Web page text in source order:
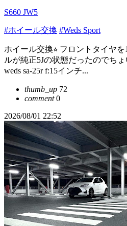
S660 JW5
#ホイール交換 #Weds Sport
ホイール交換⭐︎ フロントタイヤ
ルが純正5Jの状態だったのでち
weds sa-25r f:15インチ...
thumb_up 72
comment0
2026/08/01 22:52